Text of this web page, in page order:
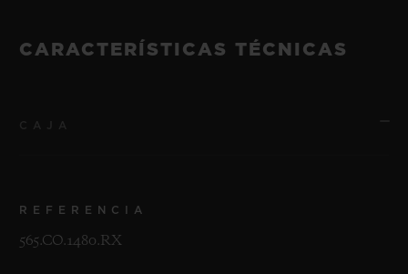
CARACTERÍSTICAS TÉCNICAS
REFERENCIA
565.CO.1480.RX